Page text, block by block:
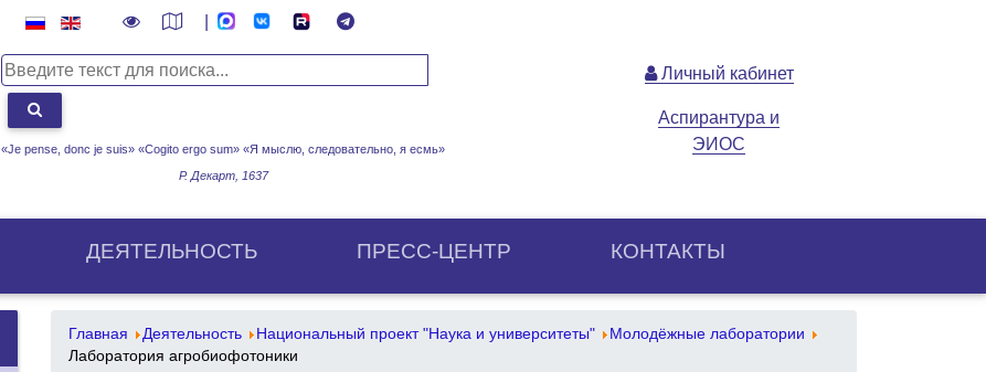
«Je pense, donc je suis» «Cogito ergo sum» «Я мыслю, следовательно, я есмь»
Р. Декарт, 1637
Личный кабинет
Аспирантура и
ЭИОС
ДЕЯТЕЛЬНОСТЬ ПРЕСС-ЦЕНТР КОНТАКТЫ
Главная Деятельность Национальный проект "Наука и университеты"
Молодёжные лаборатории
Лаборатория агробиофотоники